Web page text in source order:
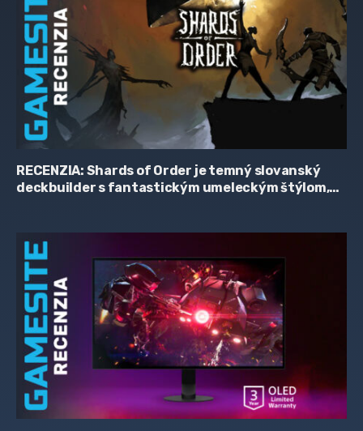
RECENZIA: Shards of Order je temný slovanský
deckbuilder s fantastickým umeleckým štýlom,